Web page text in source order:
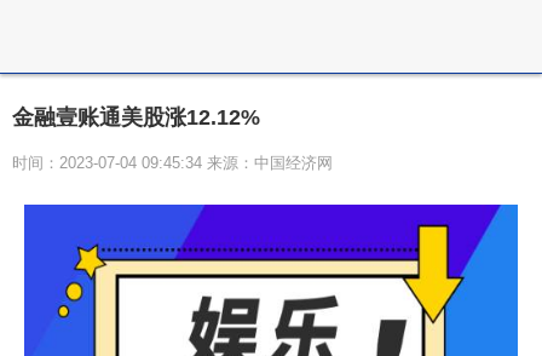
金融壹账通美股涨12.12%
时间：2023-07-04 09:45:34 来源：中国经济网